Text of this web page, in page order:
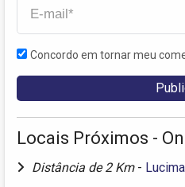
Concordo em tornar meu
Locais Próximos -
Distância de 2 Km -